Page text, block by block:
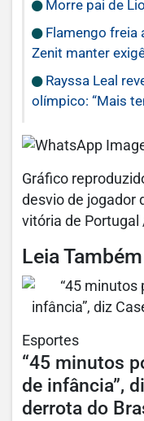
Morre pai de
Flamengo freia
Zenit manter
Rayssa Leal
olímpico: “Mais
Gráfico
desvio de jogador
vitória de Portugal
Leia Também
Esportes
“45 minutos
de infância”,
derrota do